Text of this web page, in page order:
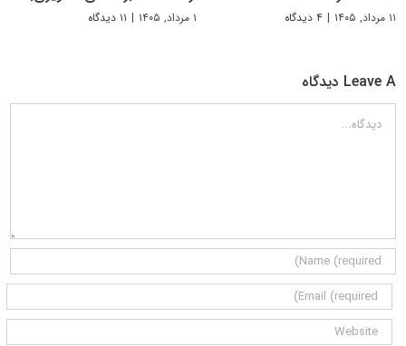
۱۱ مرداد, ۱۴۰۵ | ۴ دیدگاه ۱ مرداد, ۱۴۰۵ | ۱۱ دیدگاه
Leave A دیدگاه
دیدگاه